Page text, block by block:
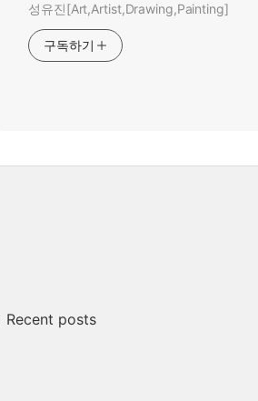
성유진[Art,Artist,Drawing,Painting]
구독하기
Recent posts